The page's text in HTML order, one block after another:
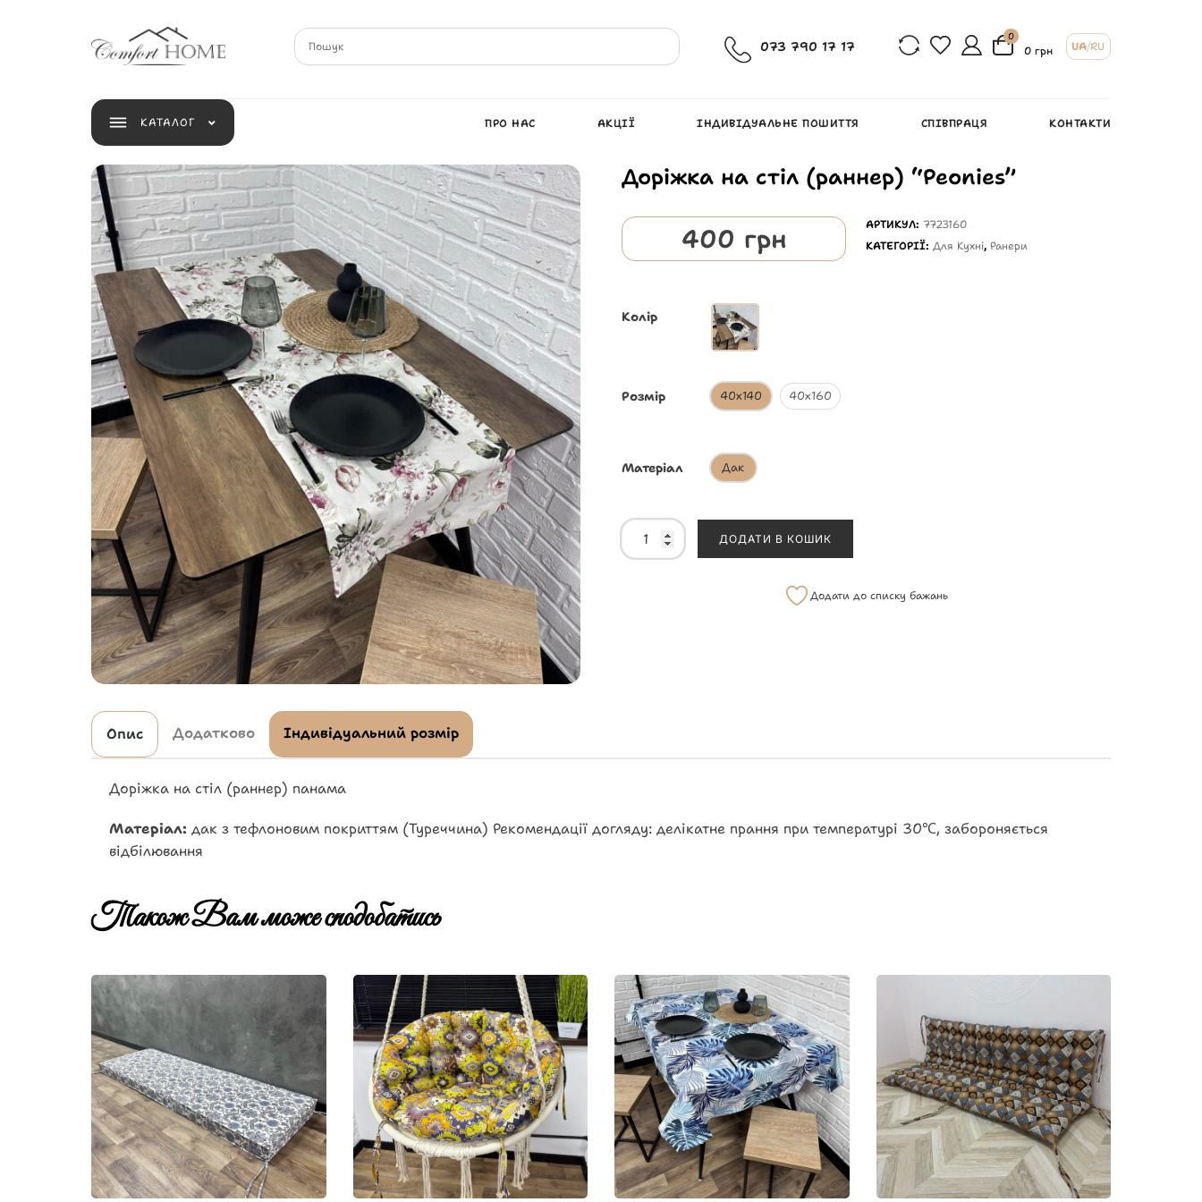
073 790 17 17
0
0 грн UA/RU
КАТАЛОГ ПРО НАС АКЦІЇ ІНДИВІДУАЛЬНЕ ПОШИТТЯ СПІВПРАЦЯ КОНТАКТИ
Доріжка на стіл (раннер) “Peonies”
400 грн АРТИКУЛ: 7723160
КАТЕГОРІЇ:Для Кухні,Ранери
Колір
Розмір 40х140 40х160
Матеріал Дак
ДОДАТИ В КОШИК
Додати до списку бажань
Опис Додатково Індивідуальний розмір
Доріжка на стіл (раннер) панама
Матеріал: дак з тефлоновим покриттям (Туреччина) Рекомендації догляду: делікатне прання при температурі 30℃, забороняється
відбілювання
Також Вам може сподобатись